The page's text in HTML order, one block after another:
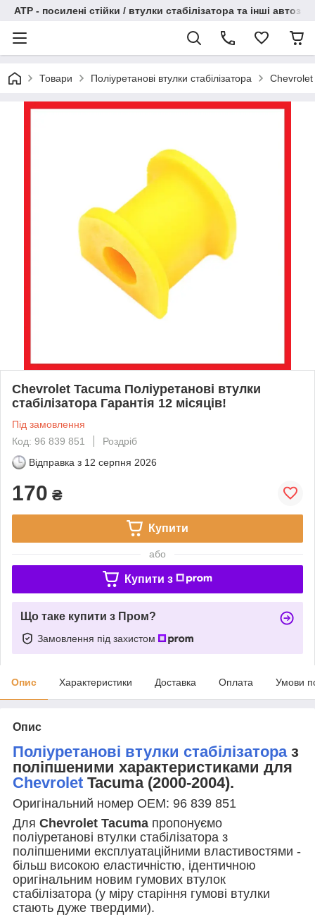
АТР - посилені стійки / втулки стабілізатора та інші
Товари Поліуретанові втулки стабілізатора Chevrolet
Chevrolet Tacuma Поліуретанові втулки
стабілізатора Гарантія 12 місяців!
Під замовлення
Код: 96 839 851
Роздріб
Відправка з 12 серпня 2026
170 ₴
Купити
або
Купити з
Що таке купити з Пром?
Замовлення під захистом
Опис Характеристики Доставка Оплата Умови
Опис
Поліуретанові втулки стабілізатораз
поліпшеними характеристиками для
Chevrolet Tacuma (2000-2004).
Оригінальний номер OEM: 96 839 851
Для Chevrolet Tacuma пропонуємо
поліуретанові втулки стабілізатора з
поліпшеними експлуатаційними властивостями -
більш високою еластичністю, ідентичною
оригінальним новим гумових втулок
стабілізатора (у міру старіння гумові втулки
стають дуже твердими).